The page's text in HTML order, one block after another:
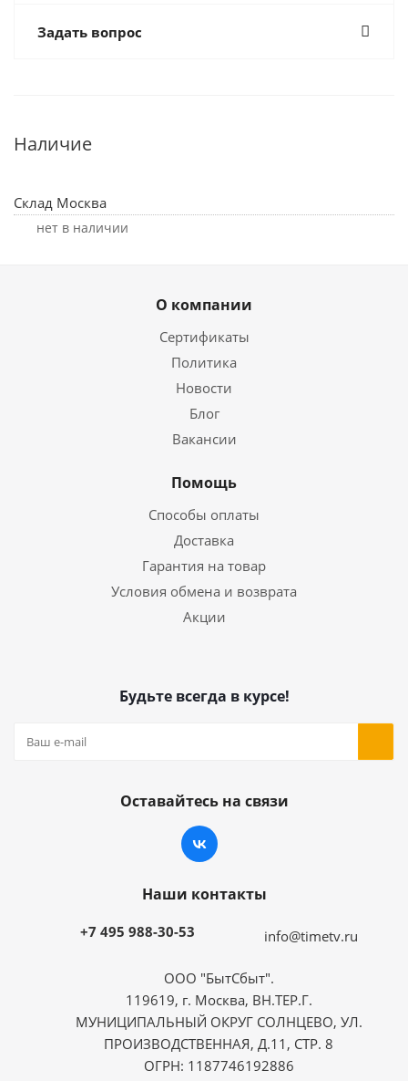
Задать вопрос
Наличие
Склад Москва
Нет в наличии
О компании
Сертификаты
Политика
Новости
Блог
Вакансии
Помощь
Способы оплаты
Доставка
Гарантия на товар
Условия обмена и возврата
Акции
Будьте всегда в курсе!
Оставайтесь на связи
Наши контакты
+7 495 988-30-53 info@timetv.ru
ООО "БытСбыт".
119619, г. Москва, ВН.ТЕР.Г.
МУНИЦИПАЛЬНЫЙ ОКРУГ СОЛНЦЕВО, УЛ.
ПРОИЗВОДСТВЕННАЯ, Д.11, СТР. 8
ОГРН: 1187746192886